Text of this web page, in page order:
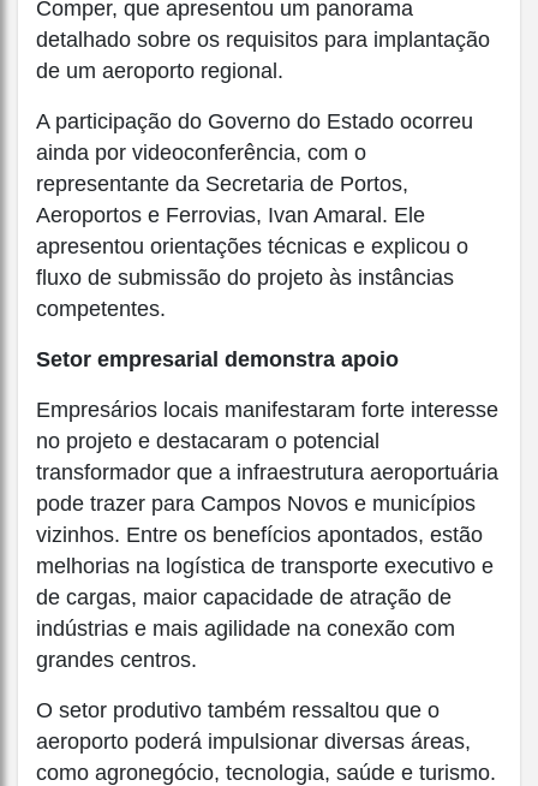
Comper, que apresentou um panorama
detalhado sobre os requisitos para implantação
de um aeroporto regional.
A participação do Governo do Estado ocorreu
ainda por videoconferência, com o
representante da Secretaria de Portos,
Aeroportos e Ferrovias, Ivan Amaral. Ele
apresentou orientações técnicas e explicou o
fluxo de submissão do projeto às instâncias
competentes.
Setor empresarial demonstra apoio
Empresários locais manifestaram forte interesse
no projeto e destacaram o potencial
transformador que a infraestrutura aeroportuária
pode trazer para Campos Novos e municípios
vizinhos. Entre os benefícios apontados, estão
melhorias na logística de transporte executivo e
de cargas, maior capacidade de atração de
indústrias e mais agilidade na conexão com
grandes centros.
O setor produtivo também ressaltou que o
aeroporto poderá impulsionar diversas áreas,
como agronegócio, tecnologia, saúde e turismo.